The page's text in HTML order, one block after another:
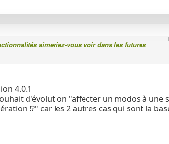
aimeriez-vous voir dans les futures
4.0.1
d'évolution "affecter un modos à une
!?" car les 2 autres cas qui sont la